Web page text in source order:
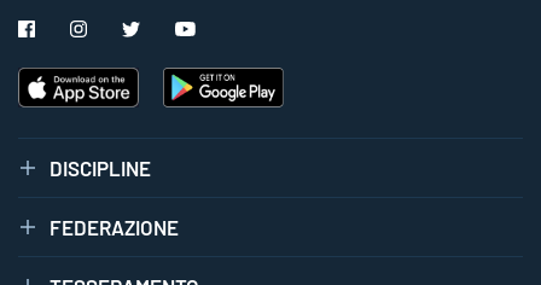
DISCIPLINE
FEDERAZIONE